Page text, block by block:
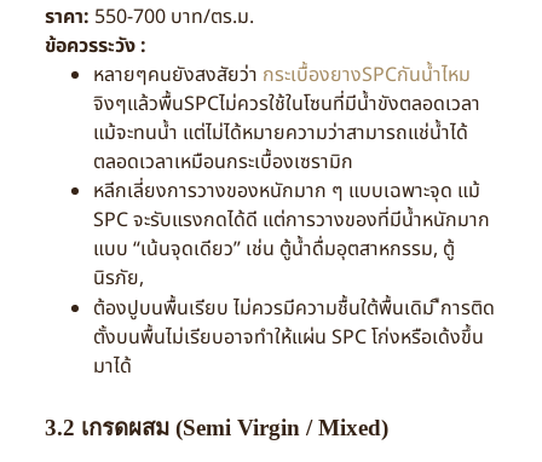
ราคา: 550-700 บาท/ตร.ม.
ข้อควรระวัง :
หลายๆคนยังสงสัยว่า กระเบื้องยางSPCกันน้ำไหม
จิงๆแล้วพื้นSPCไม่ควรใช้ในโซนที่มีน้ำขังตลอดเวลา
แม้จะทนน้ำ แต่ไม่ได้หมายความว่าสามารถแช่น้ำได้
ตลอดเวลาเหมือนกระเบื้องเซรามิก
หลีกเลี่ยงการวางของหนักมาก ๆ แบบเฉพาะจุด แม้
SPC จะรับแรงกดได้ดี แต่การวางของที่มีน้ำหนักมาก
แบบ “เน้นจุดเดียว” เช่น ตู้น้ำดื่มอุตสาหกรรม, ตู้
นิรภัย,
ต้องปูบนพื้นเรียบ ไม่ควรมีความชื้นใต้พื้นเดิม ืการติด
ตั้งบนพื้นไม่เรียบอาจทำให้แผ่น SPC โก่งหรือเด้งขึ้น
มาได้
3.2 เกรดผสม (Semi Virgin / Mixed)